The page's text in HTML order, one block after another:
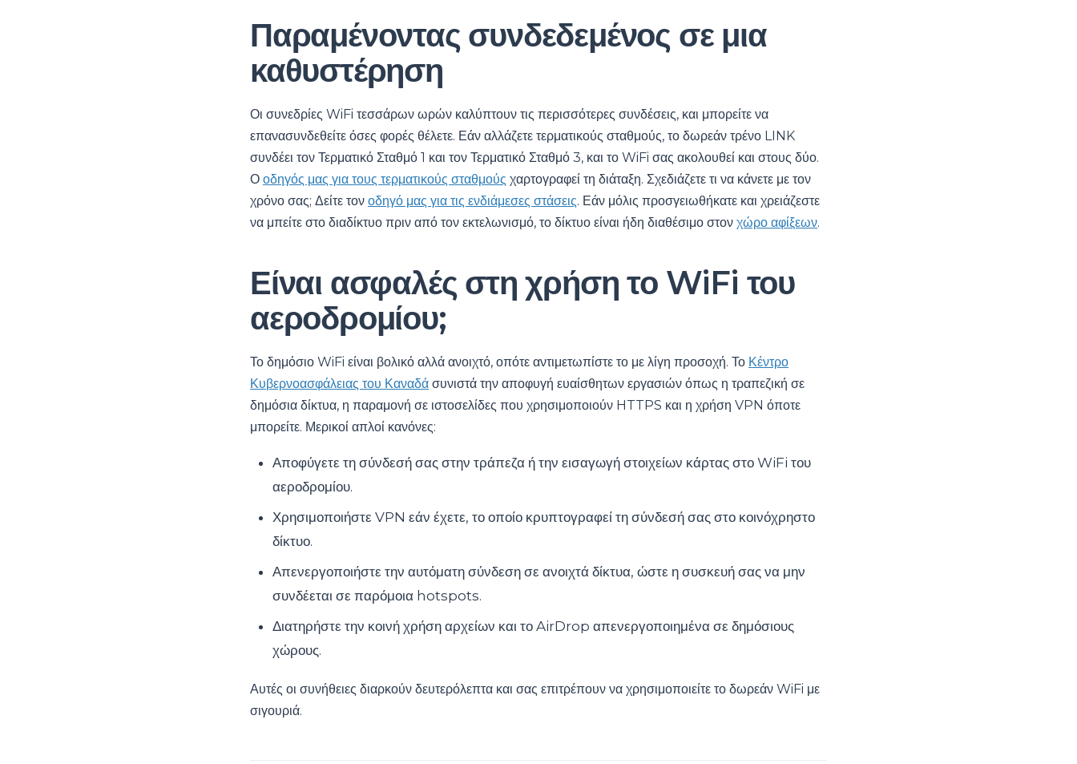
Παραμένοντας συνδεδεμένος σε μια
καθυστέρηση
Οι συνεδρίες WiFi τεσσάρων ωρών καλύπτουν τις περισσότερες συνδέσεις, και μπορείτε να
επανασυνδεθείτε όσες φορές θέλετε. Εάν αλλάζετε τερματικούς σταθμούς, το δωρεάν τρένο LINK
συνδέει τον Τερματικό Σταθμό 1 και τον Τερματικό Σταθμό 3, και το WiFi σας ακολουθεί και στους δύο.
Ο οδηγός μας για τους τερματικούς σταθμούς χαρτογραφεί τη διάταξη. Σχεδιάζετε τι να κάνετε με τον
χρόνο σας; Δείτε τον οδηγό μας για τις ενδιάμεσες στάσεις. Εάν μόλις προσγειωθήκατε και χρειάζεστε
να μπείτε στο διαδίκτυο πριν από τον εκτελωνισμό, το δίκτυο είναι ήδη διαθέσιμο στον χώρο αφίξεων.
Είναι ασφαλές στη χρήση το WiFi του
αεροδρομίου;
Το δημόσιο WiFi είναι βολικό αλλά ανοιχτό, οπότε αντιμετωπίστε το με λίγη προσοχή. Το Κέντρο
Κυβερνοασφάλειας του Καναδά συνιστά την αποφυγή ευαίσθητων εργασιών όπως η τραπεζική σε
δημόσια δίκτυα, η παραμονή σε ιστοσελίδες που χρησιμοποιούν HTTPS και η χρήση VPN όποτε
μπορείτε. Μερικοί απλοί κανόνες:
Αποφύγετε τη σύνδεσή σας στην τράπεζα ή την εισαγωγή στοιχείων κάρτας στο WiFi του
αεροδρομίου.
Χρησιμοποιήστε VPN εάν έχετε, το οποίο κρυπτογραφεί τη σύνδεσή σας στο κοινόχρηστο
δίκτυο.
Απενεργοποιήστε την αυτόματη σύνδεση σε ανοιχτά δίκτυα, ώστε η συσκευή σας να μην
συνδέεται σε παρόμοια hotspots.
Διατηρήστε την κοινή χρήση αρχείων και το AirDrop απενεργοποιημένα σε δημόσιους
χώρους.
Αυτές οι συνήθειες διαρκούν δευτερόλεπτα και σας επιτρέπουν να χρησιμοποιείτε το δωρεάν WiFi με
σιγουριά.